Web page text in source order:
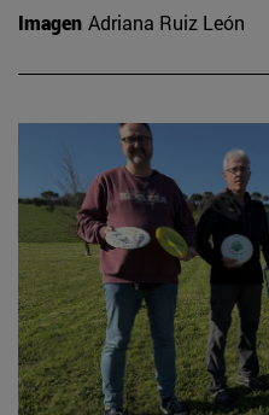
Imagen Adriana Ruiz León